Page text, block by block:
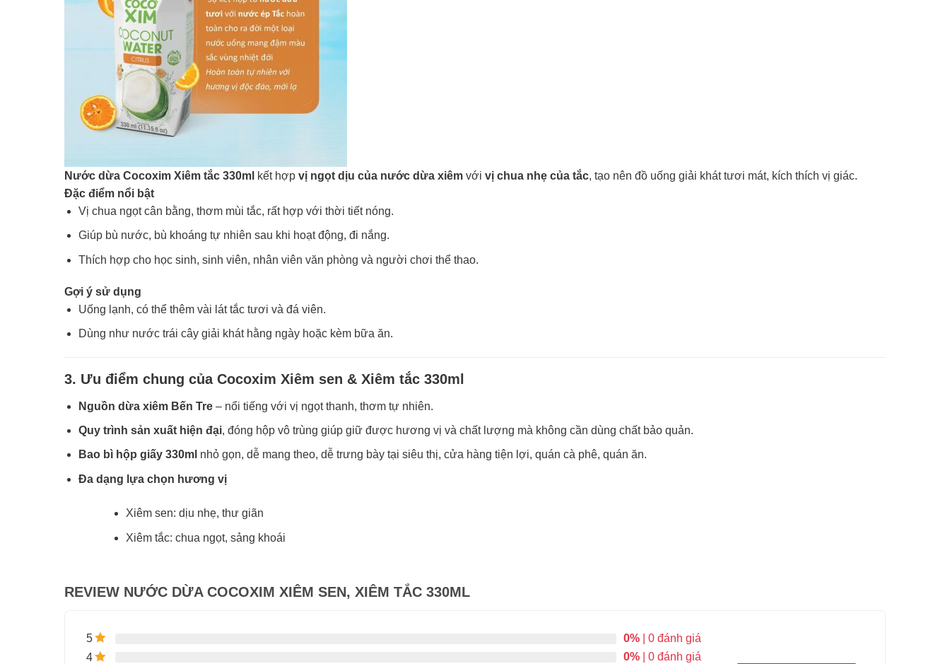
Nước dừa Cocoxim Xiêm tắc 330ml kết hợp vị ngọt dịu của nước dừa xiêmvới vị chua nhẹ của tắc, tạo nên đồ uống giải khát tươi mát, kích thích vị giác.
Đặc điểm nổi bật
Vị chua ngọt cân bằng, thơm mùi tắc, rất hợp với thời tiết nóng.
Giúp bù nước, bù khoáng tự nhiên sau khi hoạt động, đi nắng.
Thích hợp cho học sinh, sinh viên, nhân viên văn phòng và người chơi thể thao.
Gợi ý sử dụng
Uống lạnh, có thể thêm vài lát tắc tươi và đá viên.
Dùng như nước trái cây giải khát hằng ngày hoặc kèm bữa ăn.
3. Ưu điểm chung của Cocoxim Xiêm sen & Xiêm tắc 330ml
Nguồn dừa xiêm Bến Tre– nổi tiếng với vị ngọt thanh, thơm tự nhiên.
Quy trình sản xuất hiện đại, đóng hộp vô trùng giúp giữ được hương vị và chất lượng mà không cần dùng chất bảo quản.
Bao bì hộp giấy 330ml nhỏ gọn, dễ mang theo, dễ trưng bày tại siêu thị, cửa hàng tiện lợi, quán cà phê, quán ăn.
Đa dạng lựa chọn hương vị
Xiêm sen: dịu nhẹ, thư giãn
Xiêm tắc: chua ngọt, sảng khoái
REVIEW NƯỚC DỪA COCOXIM XIÊM SEN, XIÊM TẮC 330ML
5 0% | 0 đánh giá
4
0% | 0 đánh giá